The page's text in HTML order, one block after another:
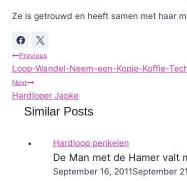
Ze is getrouwd en heeft samen met haar
Post
navigation
Previous
Loop-Wandel-Neem-een-Kopje-Koffie-
Next
Hardloper Japke
Similar Posts
Hardloop perikelen
De Man met de Hamer valt
ByNicole
September 16, 2011September